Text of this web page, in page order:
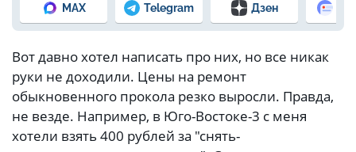
MAX Telegram Дзен
Вот давно хотел написать про них, но все никак
руки не доходили. Цены на ремонт
обыкновенного прокола резко выросли. Правда,
не везде. Например, в Юго-Востоке-3 с меня
хотели взять 400 рублей за "снять-